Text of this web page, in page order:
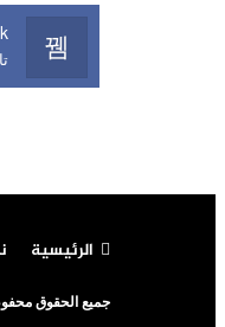
الرئيسية
جميع الحقوق